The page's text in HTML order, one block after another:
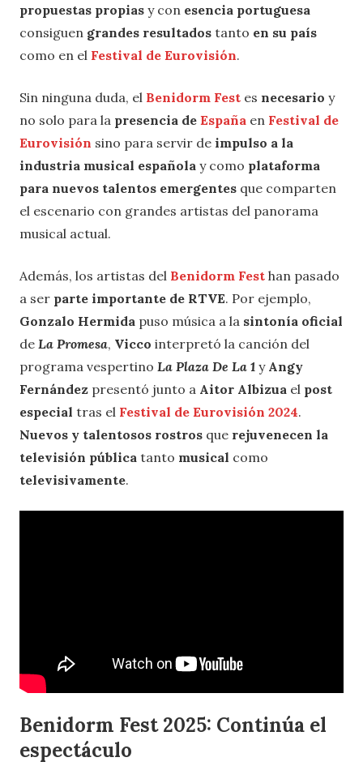
propuestas propias y con esencia portuguesa
consiguen grandes resultados tanto en su país
como en el Festival de Eurovisión.
Sin ninguna duda, el Benidorm Fest es necesario y
no solo para la presencia de España en Festival de
Eurovisión sino para servir de impulso a la
industria musical española y como plataforma
para nuevos talentos emergentes que comparten
el escenario con grandes artistas del panorama
musical actual.
Además, los artistas del Benidorm Fest han pasado
a ser parte importante de RTVE. Por ejemplo,
Gonzalo Hermida puso música a la sintonía oficial
de La Promesa, Vicco interpretó la canción del
programa vespertino La Plaza De La 1 y Angy
Fernández presentó junto a Aitor Albizua el post
especial tras el Festival de Eurovisión 2024.
Nuevos y talentosos rostros que rejuvenecen la
televisión pública tanto musical como
televisivamente.
Benidorm Fest 2025: Continúa el
espectáculo